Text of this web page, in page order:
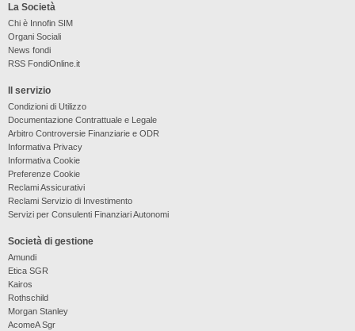
La Società
Chi è Innofin SIM
Organi Sociali
News fondi
RSS FondiOnline.it
Il servizio
Condizioni di Utilizzo
Documentazione Contrattuale e Legale
Arbitro Controversie Finanziarie e ODR
Informativa Privacy
Informativa Cookie
Preferenze Cookie
Reclami Assicurativi
Reclami Servizio di Investimento
Servizi per Consulenti Finanziari Autonomi
Società di gestione
Amundi
Etica SGR
Kairos
Rothschild
Morgan Stanley
AcomeA Sgr